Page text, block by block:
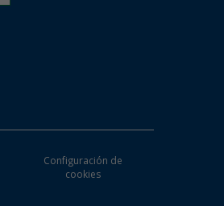
Configuración de
cookies